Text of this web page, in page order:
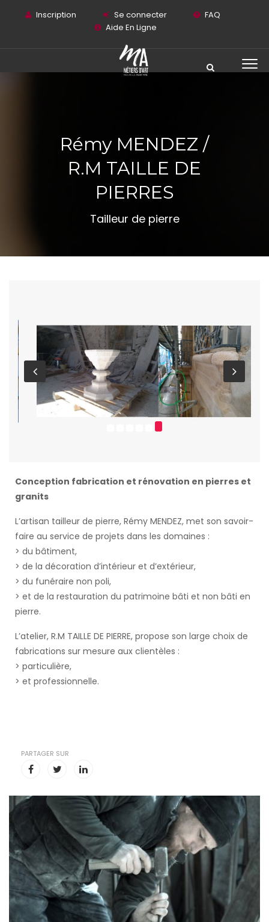
Inscription Se connecter
FAQ
Aide En Ligne
Rémy MENDEZ /
R.M TAILLE DE
PIERRES
Tailleur de pierre
Conception fabrication et rénovation en pierres et
granits
L’artisan tailleur de pierre, Rémy MENDEZ, met son savoir-
faire au service de projets dans les domaines :
> du bâtiment,
> de la décoration d’intérieur et d’extérieur,
> du funéraire non poli,
> et de la restauration du patrimoine bâti et non bâti en
pierre.
L’atelier, R.M TAILLE DE PIERRE, propose son large choix de
fabrications sur mesure aux clientèles :
> particulière,
> et professionnelle.
PARTAGER SUR